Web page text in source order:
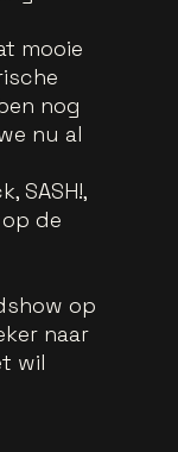
mooie
nog
nu al
SASH!,
de
op
naar
wil